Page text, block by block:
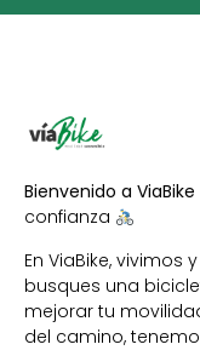
Bienvenido a ViaBike
confianza
En ViaBike, vivimos
busques una
mejorar tu
del camino,